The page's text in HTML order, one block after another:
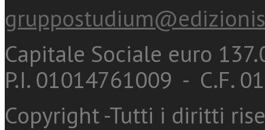
Capitale Sociale euro
P.I. 01014761009 - C.F.
Copyright -Tutti i diritti